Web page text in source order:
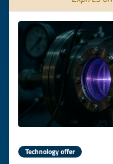
Technology offer